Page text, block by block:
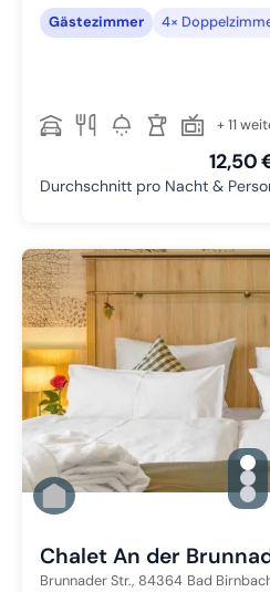
Gästezimmer
4×
+ 11
12,50
Durchschnitt pro Nacht &
Zu
Chalet An der
Brunnader Str., 84364 Bad